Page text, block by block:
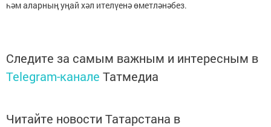
һәм аларның уңай хәл ителүенә өметләнәбез.
Следите за самым важным и интересным в
Telegram-канале Татмедиа
Читайте новости Татарстана в